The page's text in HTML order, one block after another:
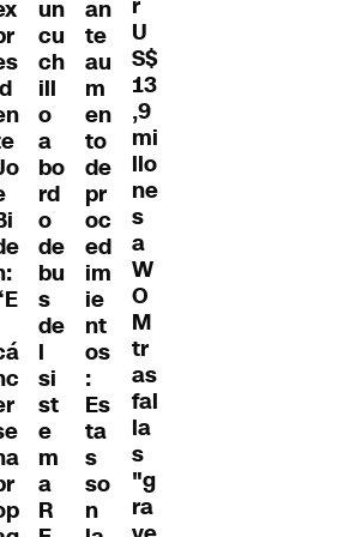
un
cu
ch
ill
o
a
bo
rd
o
de
bu
s
de
l
si
st
e
m
a
R
an
te
au
m
en
to
de
pr
oc
ed
im
ie
nt
os
:
Es
ta
s
so
n
r
U
S$
13
,9
mi
llo
ne
s
a
W
O
M
tr
as
fal
la
s
"g
ra